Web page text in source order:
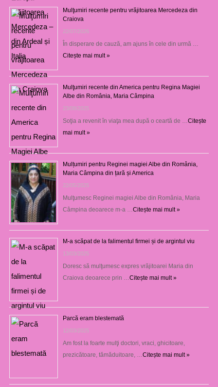
Mulţumiri recente pentru vrăjitoarea Mercedeza din
Craiova
22/07/2026
În disperare de cauză, am ajuns în cele din urmă …
Citește mai mult »
Mulţumiri recente din America pentru Regina Magiei
Albe din România, Maria Câmpina
23/08/2025
Soţia a revenit în viaţa mea după o ceartă de …Citește
mai mult »
Mulțumiri pentru Reginei magiei Albe din România,
Maria Câmpina din țară și America
22/05/2025
Mulţumesc Reginei magiei Albe din România, Maria
Câmpina deoarece m-a …Citește mai mult »
M-a scăpat de la falimentul firmei și de argintul viu
13/03/2025
Doresc să mulţumesc expres vrăjitoarei Maria din
Craiova deoarece prin …Citește mai mult »
Parcă eram blestemată
12/03/2025
Am fost la foarte mulţi doctori, vraci, ghicitoare,
prezicătoare, tămăduitoare, …Citește mai mult »